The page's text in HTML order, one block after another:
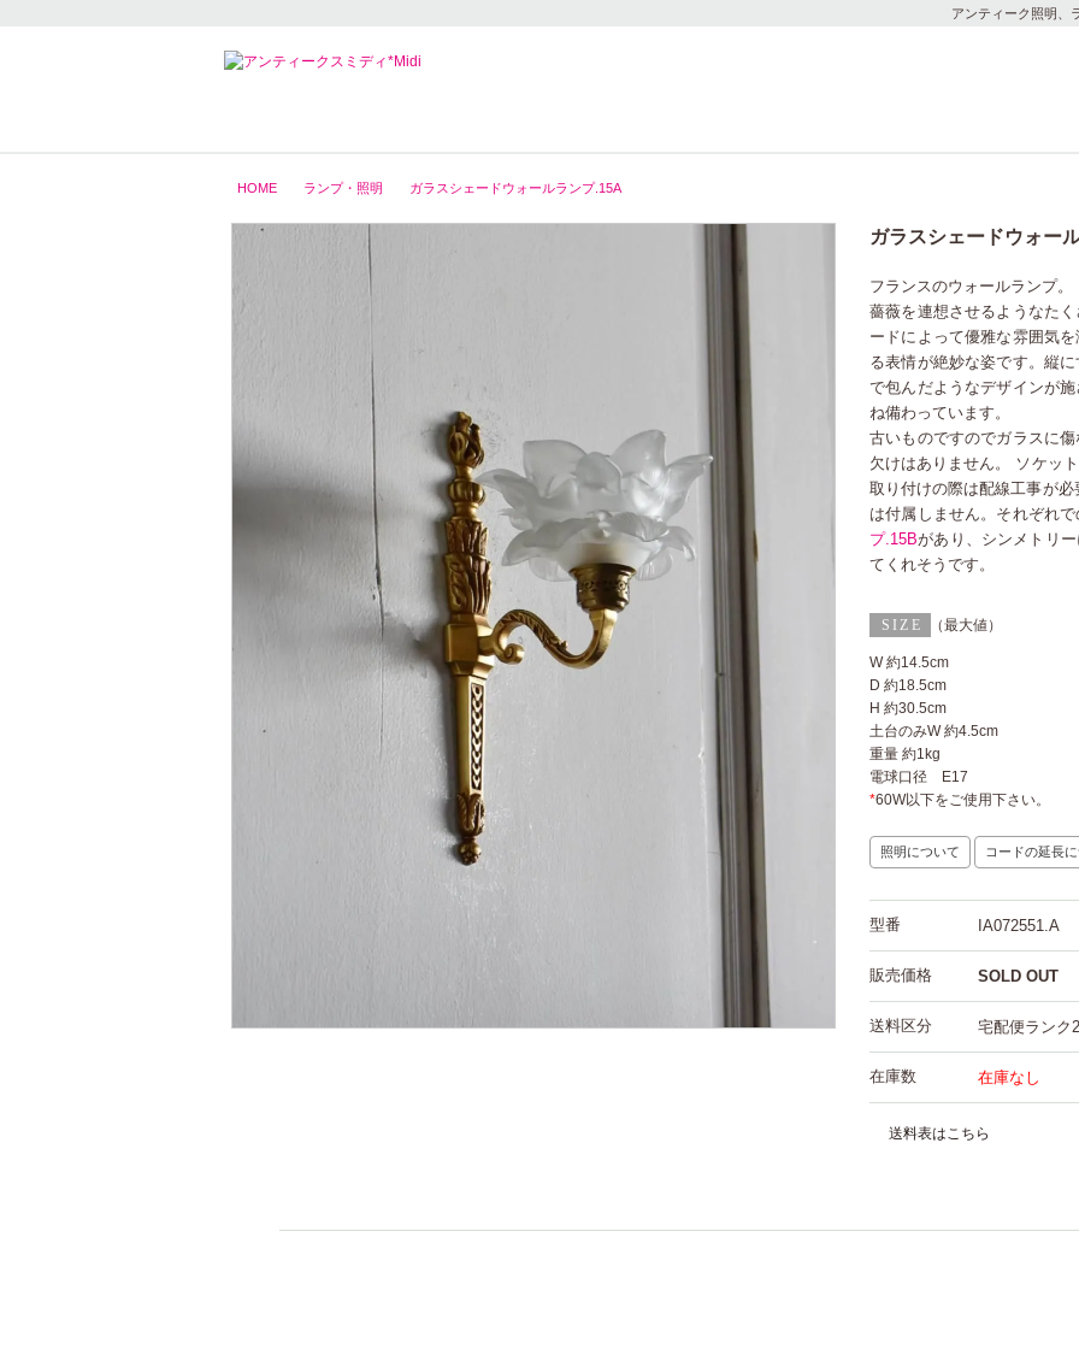
アンティーク照明、
HOME ランプ・照明 ガラスシェードウォールランプ.15A
ガラスシェードウォー
フランスのウォールランプ。
薔薇を連想させるようなた
ードによって優雅な雰囲気
る表情が絶妙な姿です。縦
で包んだようなデザインが
ね備わっています。
古いものですのでガラスに
欠けはありません。 ソケッ
取り付けの際は配線工事が
は付属しません。それぞれ
プ.15Bがあり、シンメトリ
てくれそうです。
W 約14.5cm
D 約18.5cm
H 約30.5cm
土台のみW 約4.5cm
重量 約1kg
電球口径 E17
*60W以下をご使用下さい。
（最大値）
照明について コードの延長
型番 IA072551.A
販売価格 SOLD OUT
送料区分 宅配便ランク2
在庫数 在庫なし
送料表はこちら